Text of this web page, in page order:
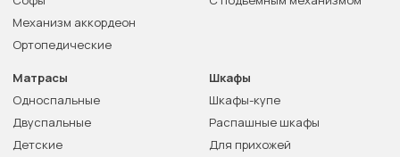
Механизм аккордеон
Ортопедические
Матрасы
Односпальные
Двуспальные
Детские
Шкафы
Шкафы-купе
Распашные шкафы
Для прихожей